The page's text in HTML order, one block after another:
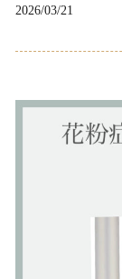
2026/03/21